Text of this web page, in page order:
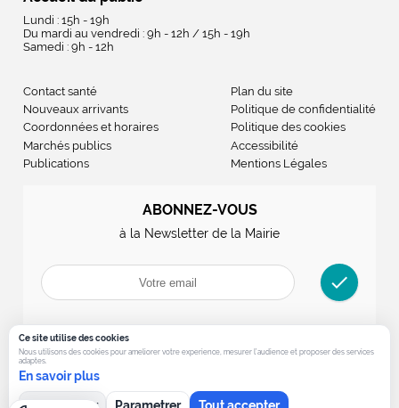
Lundi : 15h - 19h
Du mardi au vendredi : 9h - 12h / 15h - 19h
Samedi : 9h - 12h
Contact santé
Nouveaux arrivants
Coordonnées et horaires
Marchés publics
Publications
Plan du site
Politique de confidentialité
Politique des cookies
Accessibilité
Mentions Légales
ABONNEZ-VOUS
à la Newsletter de la Mairie
check
Ce site utilise des cookies
Nous utilisons des cookies pour ameliorer votre experience, mesurer l’audience et proposer des services
adaptes.
En savoir plus